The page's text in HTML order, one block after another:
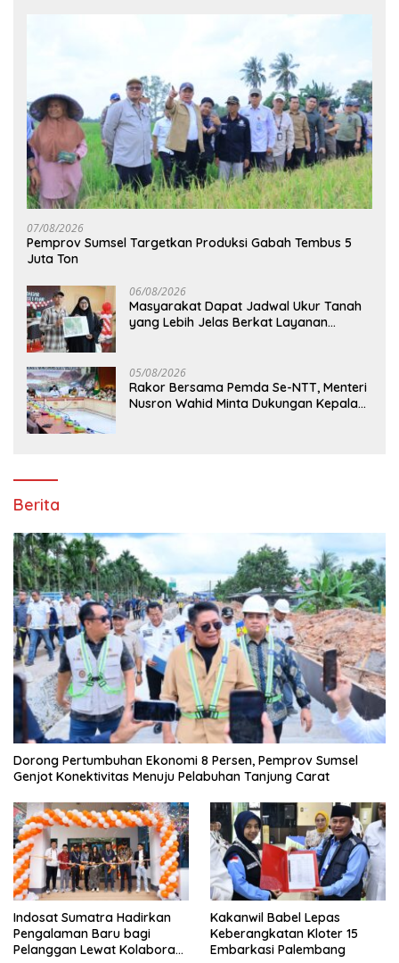
07/08/2026
Pemprov Sumsel Targetkan Produksi Gabah Tembus 5
Juta Ton
06/08/2026
Masyarakat Dapat Jadwal Ukur Tanah
yang Lebih Jelas Berkat Layanan
05/08/2026
Rakor Bersama Pemda Se-NTT, Menteri
Nusron Wahid Minta Dukungan Kepala
Berita
Dorong Pertumbuhan Ekonomi 8 Persen, Pemprov Sumsel
Genjot Konektivitas Menuju Pelabuhan Tanjung Carat
Indosat Sumatra Hadirkan
Pengalaman Baru bagi
Pelanggan Lewat Kolaborasi
Kakanwil Babel Lepas
Keberangkatan Kloter 15
Embarkasi Palembang